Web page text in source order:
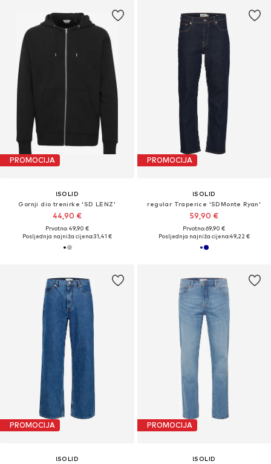
PROMOCIJA
!SOLID
Gornji dio trenirke 'SD LENZ'
44,90 €
Prvotno: 49,90 €
Posljednja najniža cijena:31,41 €
PROMOCIJA
!SOLID
regular Traperice 'SDMonte Ryan'
59,90 €
Prvotno: 69,90 €
Posljednja najniža cijena:49,22 €
PROMOCIJA
!SOLID
PROMOCIJA
!SOLID